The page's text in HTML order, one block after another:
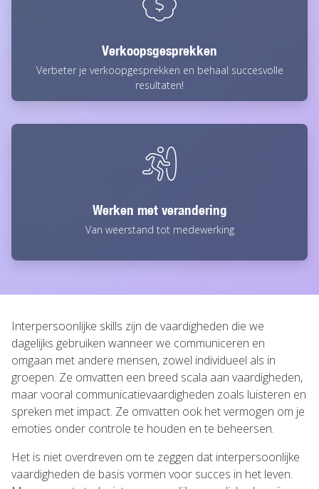
Verkoopsgesprekken
Verbeter je verkoopgesprekken en behaal succesvolle
resultaten!
Werken met verandering
Van weerstand tot medewerking
Interpersoonlijke skills zijn de vaardigheden die we
dagelijks gebruiken wanneer we communiceren en
omgaan met andere mensen, zowel individueel als in
groepen. Ze omvatten een breed scala aan vaardigheden,
maar vooral communicatievaardigheden zoals luisteren en
spreken met impact. Ze omvatten ook het vermogen om je
emoties onder controle te houden en te beheersen.
Het is niet overdreven om te zeggen dat interpersoonlijke
vaardigheden de basis vormen voor succes in het leven.